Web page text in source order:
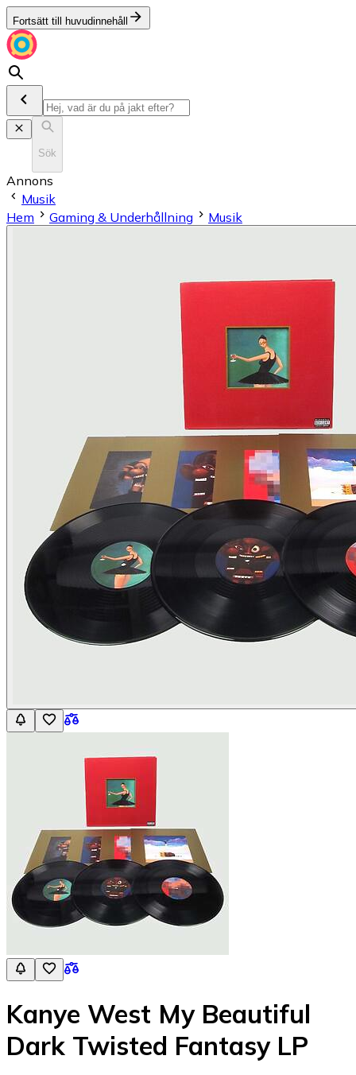
Fortsätt till huvudinnehåll
Sök
Annons
Musik
Hem
Gaming & Underhållning Musik
Kanye West My Beautiful
Dark Twisted Fantasy LP